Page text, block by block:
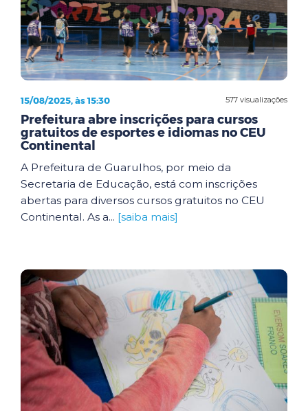
577 visualizações
15/08/2025, às 15:30
Prefeitura abre inscrições para cursos
gratuitos de esportes e idiomas no CEU
Continental
A Prefeitura de Guarulhos, por meio da
Secretaria de Educação, está com inscrições
abertas para diversos cursos gratuitos no CEU
Continental. As a... [saiba mais]